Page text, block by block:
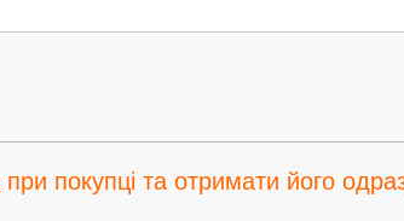
при покупці та отримати його